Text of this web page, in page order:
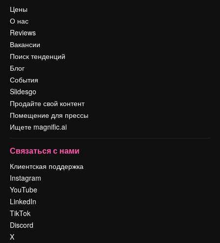
Цены
О нас
Reviews
Вакансии
Поиск тенденций
Блог
События
Slidesgo
Продайте свой контент
Помещение для прессы
Ищете magnific.ai
Связаться с нами
Клиентская поддержка
Instagram
YouTube
LinkedIn
TikTok
Discord
X